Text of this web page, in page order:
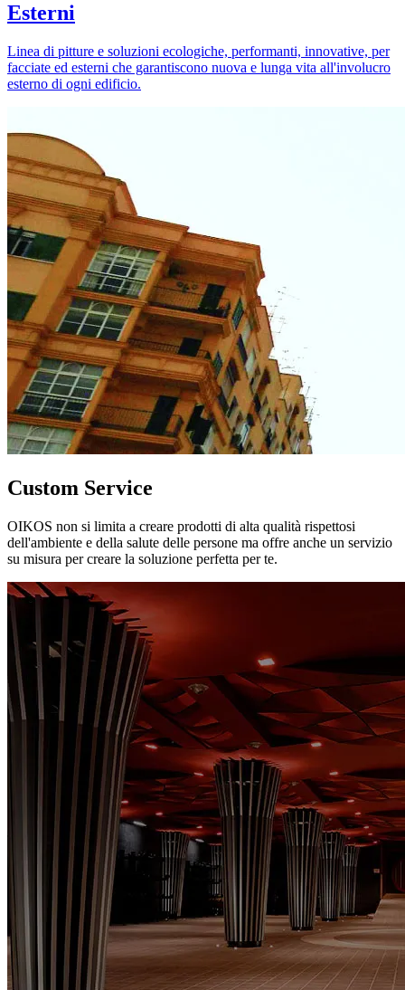
Esterni
Linea di pitture e soluzioni ecologiche, performanti, innovative, per
facciate ed esterni che garantiscono nuova e lunga vita all'involucro
esterno di ogni edificio.
Custom Service
OIKOS non si limita a creare prodotti di alta qualità rispettosi
dell'ambiente e della salute delle persone ma offre anche un servizio
su misura per creare la soluzione perfetta per te.